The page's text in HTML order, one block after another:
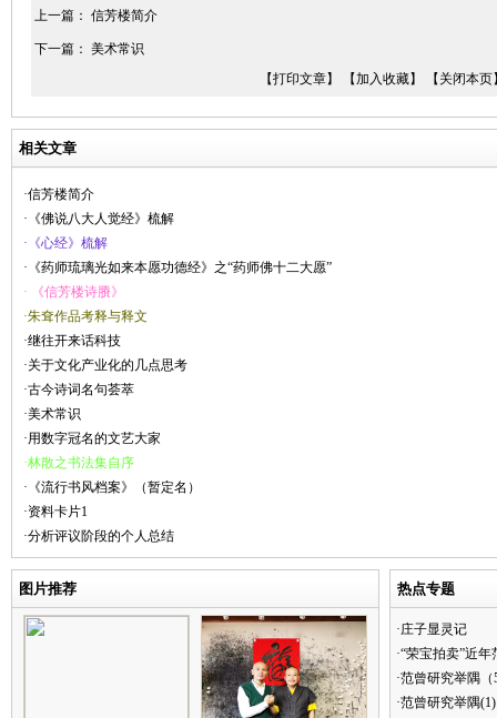
上一篇： 信芳楼简介
下一篇： 美术常识
【打印文章】
【加入收藏】 【关闭本页
相关文章
·信芳楼简介
·《佛说八大人觉经》梳解
·《心经》梳解
·《药师琉璃光如来本愿功德经》之“药师佛十二大愿”
· 《信芳楼诗賸》
·朱耷作品考释与释文
·继往开来话科技
·关于文化产业化的几点思考
·古今诗词名句荟萃
·美术常识
·用数字冠名的文艺大家
·林散之书法集自序
·《流行书风档案》（暂定名）
·资料卡片1
·分析评议阶段的个人总结
图片推荐 热点专题
·庄子显灵记
·“荣宝拍卖”近
·范曾研究举隅（
·范曾研究举隅(1)